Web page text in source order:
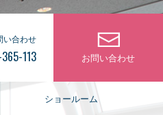
ショールーム
い合わせ
113 お問い合わせ